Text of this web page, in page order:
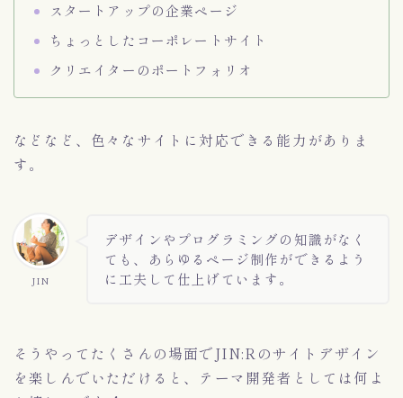
スタートアップの企業ページ
ちょっとしたコーポレートサイト
クリエイターのポートフォリオ
などなど、色々なサイトに対応できる能力がありま
す。
JIN
デザインやプログラミングの知識がなく
ても、あらゆるページ制作ができるよう
に工夫して仕上げています。
そうやってたくさんの場面でJIN:Rのサイトデザイン
を楽しんでいただけると、テーマ開発者としては何よ